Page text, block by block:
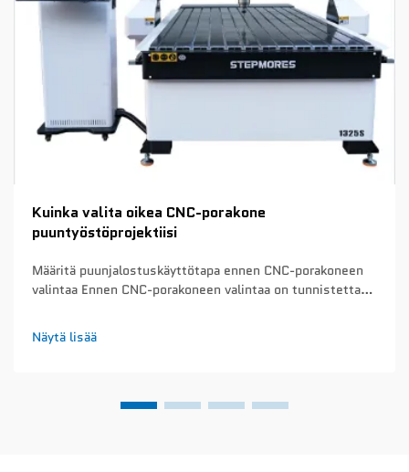
Kuinka valita oikea CNC-porakone
puuntyöstöprojektiisi
Määritä puunjalostuskäyttötapa ennen CNC-porakoneen
valintaa Ennen CNC-porakoneen valintaa on tunnistettava
vaihe estää turhia kustannuksia tarpeettomien
ominaisuuksien hankinnassa tai välttämättömien
Näytä lisää